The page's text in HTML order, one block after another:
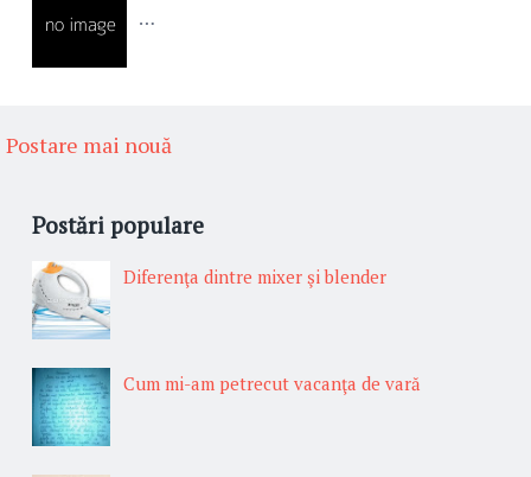
…
Postare mai nouă
Postări populare
Diferenţa dintre mixer şi blender
Cum mi-am petrecut vacanţa de vară